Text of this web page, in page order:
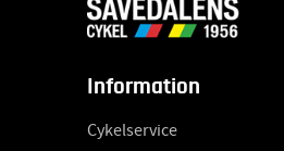
Information
Cykelservice